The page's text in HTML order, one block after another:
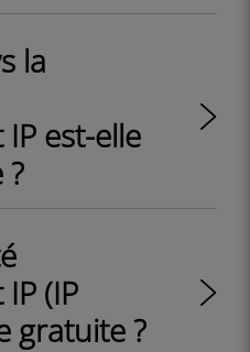
la
est-elle
(IP
gratuite ?